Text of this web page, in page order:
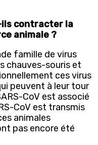
ils contracter la
animale ?
famille de virus
chauves-souris et
ces virus
peuvent à leur tour
CoV est associé
CoV est transmis
animales
pas encore été